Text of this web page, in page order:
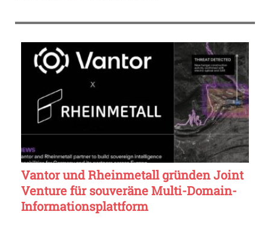
Vantor und Rheinmetall gründen Joint
Venture für souveräne Multi-Domain-
Informationsplattform